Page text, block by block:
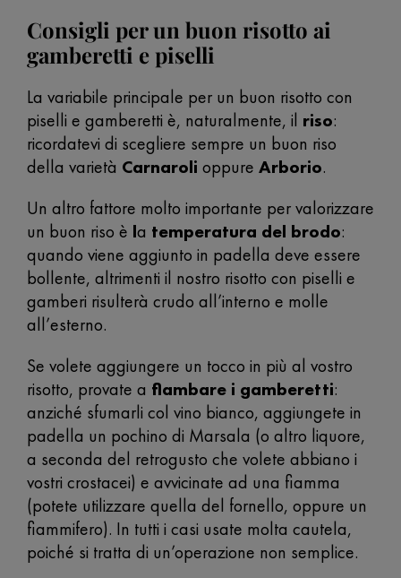
Consigli per un buon risotto ai
gamberetti e piselli
La variabile principale per un buon risotto con
piselli e gamberetti è, naturalmente, il riso:
ricordatevi di scegliere sempre un buon riso
della varietà Carnaroli oppure Arborio.
Un altro fattore molto importante per valorizzare
un buon riso è la temperatura del brodo:
quando viene aggiunto in padella deve essere
bollente, altrimenti il nostro risotto con piselli e
gamberi risulterà crudo all’interno e molle
all’esterno.
Se volete aggiungere un tocco in più al vostro
risotto, provate a flambare i gamberetti:
anziché sfumarli col vino bianco, aggiungete in
padella un pochino di Marsala (o altro liquore,
a seconda del retrogusto che volete abbiano i
vostri crostacei) e avvicinate ad una fiamma
(potete utilizzare quella del fornello, oppure un
fiammifero). In tutti i casi usate molta cautela,
poiché si tratta di un’operazione non semplice.